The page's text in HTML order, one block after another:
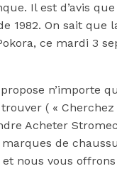
Il est d’avis
1982. On sait que
ce mardi 3
n’importe
( «
Acheter
de
nous vous